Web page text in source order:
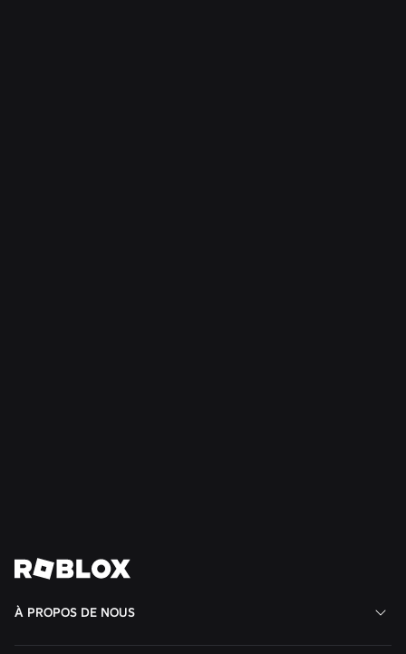
Voir toutes les actualités
À PROPOS DE NOUS